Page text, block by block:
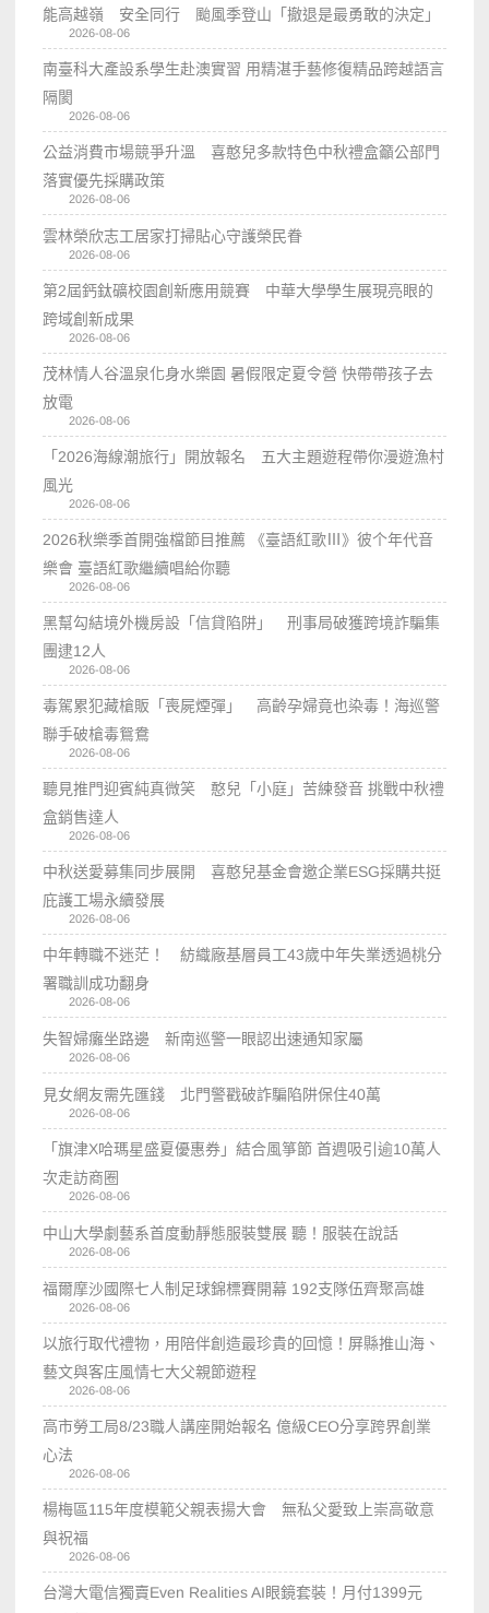
能高越嶺 安全同行 颱風季登山「撤退是最勇敢的決定」
2026-08-06
南臺科大產設系學生赴澳實習 用精湛手藝修復精品跨越語言
隔閡
2026-08-06
公益消費市場競爭升溫 喜憨兒多款特色中秋禮盒籲公部門
落實優先採購政策
2026-08-06
雲林榮欣志工居家打掃貼心守護榮民眷
2026-08-06
第2屆鈣鈦礦校園創新應用競賽 中華大學學生展現亮眼的
跨域創新成果
2026-08-06
茂林情人谷溫泉化身水樂園 暑假限定夏令營 快帶帶孩子去
放電
2026-08-06
「2026海線潮旅行」開放報名 五大主題遊程帶你漫遊漁村
風光
2026-08-06
2026秋樂季首開強檔節目推薦 《臺語紅歌Ⅲ》彼个年代音
樂會 臺語紅歌繼續唱給你聽
2026-08-06
黑幫勾結境外機房設「信貸陷阱」 刑事局破獲跨境詐騙集
團逮12人
2026-08-06
毒駕累犯藏槍販「喪屍煙彈」 高齡孕婦竟也染毒！海巡警
聯手破槍毒鴛鴦
2026-08-06
聽見推門迎賓純真微笑 憨兒「小庭」苦練發音 挑戰中秋禮
盒銷售達人
2026-08-06
中秋送愛募集同步展開 喜憨兒基金會邀企業ESG採購共挺
庇護工場永續發展
2026-08-06
中年轉職不迷茫！ 紡織廠基層員工43歲中年失業透過桃分
署職訓成功翻身
2026-08-06
失智婦癱坐路邊 新南巡警一眼認出速通知家屬
2026-08-06
見女網友需先匯錢 北門警戳破詐騙陷阱保住40萬
2026-08-06
「旗津X哈瑪星盛夏優惠券」結合風箏節 首週吸引逾10萬人
次走訪商圈
2026-08-06
中山大學劇藝系首度動靜態服裝雙展 聽！服裝在說話
2026-08-06
福爾摩沙國際七人制足球錦標賽開幕 192支隊伍齊聚高雄
2026-08-06
以旅行取代禮物，用陪伴創造最珍貴的回憶！屏縣推山海、
藝文與客庄風情七大父親節遊程
2026-08-06
高市勞工局8/23職人講座開始報名 億級CEO分享跨界創業
心法
2026-08-06
楊梅區115年度模範父親表揚大會 無私父愛致上崇高敬意
與祝福
2026-08-06
台灣大電信獨賣Even Realities AI眼鏡套裝！月付1399元